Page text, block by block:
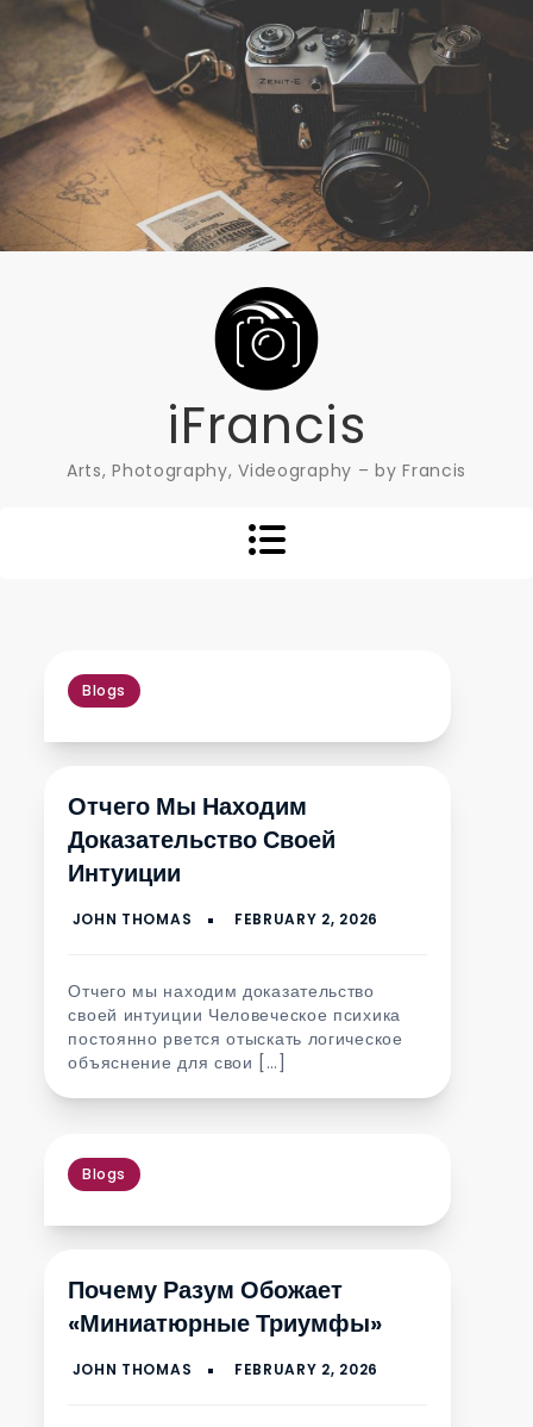
to
content
iFrancis
Arts, Photography, Videography – by Francis
Blogs
Отчего Мы Находим
Доказательство Своей
Интуиции
Отчего мы находим доказательство
своей интуиции Человеческое психика
постоянно рвется отыскать логическое
объяснение для свои […]
Blogs
Почему Разум Обожает
«миниатюрные Триумфы»